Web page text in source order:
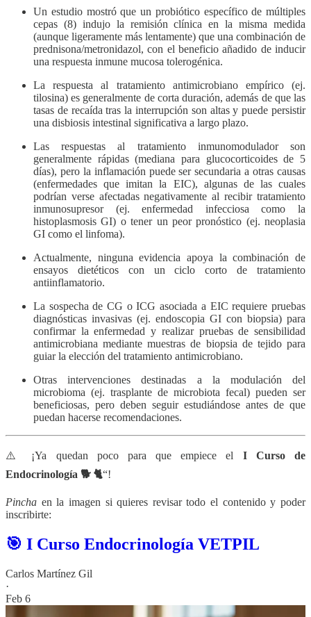
Un estudio mostró que un probiótico específico de múltiples
cepas (8) indujo la remisión clínica en la misma medida
(aunque ligeramente más lentamente) que una combinación de
prednisona/metronidazol, con el beneficio añadido de inducir
una respuesta inmune mucosa tolerogénica.
La respuesta al tratamiento antimicrobiano empírico (ej.
tilosina) es generalmente de corta duración, además de que las
tasas de recaída tras la interrupción son altas y puede persistir
una disbiosis intestinal significativa a largo plazo.
Las respuestas al tratamiento inmunomodulador son
generalmente rápidas (mediana para glucocorticoides de 5
días), pero la inflamación puede ser secundaria a otras causas
(enfermedades que imitan la EIC), algunas de las cuales
podrían verse afectadas negativamente al recibir tratamiento
inmunosupresor (ej. enfermedad infecciosa como la
histoplasmosis GI) o tener un peor pronóstico (ej. neoplasia
GI como el linfoma).
Actualmente, ninguna evidencia apoya la combinación de
ensayos dietéticos con un ciclo corto de tratamiento
antiinflamatorio.
La sospecha de CG o ICG asociada a EIC requiere pruebas
diagnósticas invasivas (ej. endoscopia GI con biopsia) para
confirmar la enfermedad y realizar pruebas de sensibilidad
antimicrobiana mediante muestras de biopsia de tejido para
guiar la elección del tratamiento antimicrobiano.
Otras intervenciones destinadas a la modulación del
microbioma (ej. trasplante de microbiota fecal) pueden ser
beneficiosas, pero deben seguir estudiándose antes de que
puedan hacerse recomendaciones.
⚠️ ¡Ya quedan poco para que empiece el I
Curso de
Endocrinología 🐕 🐈“!
Pincha en la imagen si quieres revisar todo el contenido y poder
inscribirte:
🎯 I Curso Endocrinología VETPIL
Carlos Martínez Gil
·
Feb 6